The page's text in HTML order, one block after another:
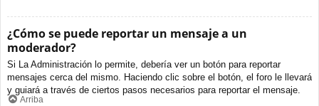
¿Cómo se puede reportar un mensaje a un
moderador?
Si La Administración lo permite, debería ver un botón para reportar
mensajes cerca del mismo. Haciendo clic sobre el botón, el foro le llevará
y guiará a través de ciertos pasos necesarios para reportar el mensaje.
Arriba